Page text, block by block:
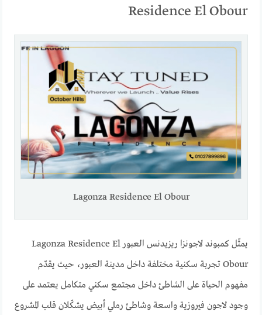
Residence El Obour
Lagonza Residence El Obour
يمثّل كمبوند لاجونزا ريزيدنس العبور Lagonza Residence El
Obour تجربة سكنية مختلفة داخل مدينة العبور، حيث يقدّم
مفهوم الحياة على الشاطئ داخل مجتمع سكني متكامل يعتمد على
وجود لاجون فيروزية واسعة وشاطئ رملي أبيض يشكّلان قلب المشروع